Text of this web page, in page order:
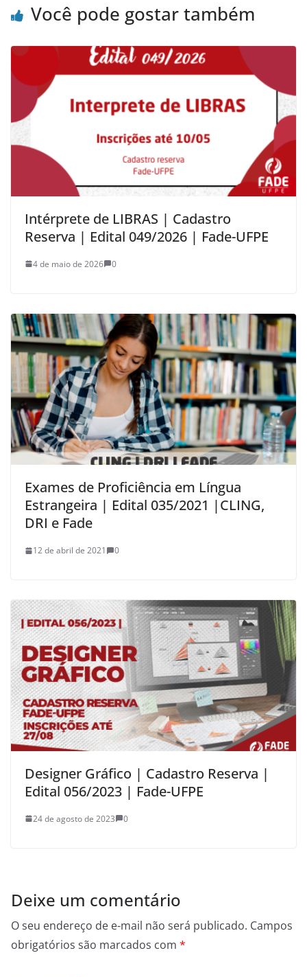
Você pode gostar também
Intérprete de LIBRAS | Cadastro
Reserva | Edital 049/2026 | Fade-UFPE
4 de maio de 2026 0
Exames de Proficiência em Língua
Estrangeira | Edital 035/2021 |CLING,
DRI e Fade
12 de abril de 2021 0
Designer Gráfico | Cadastro Reserva |
Edital 056/2023 | Fade-UFPE
24 de agosto de 2023 0
Deixe um comentário
O seu endereço de e-mail não será publicado. Campos
obrigatórios são marcados com *